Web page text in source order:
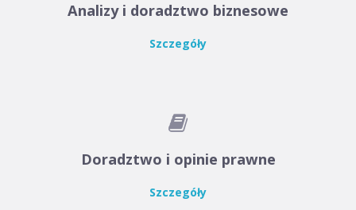
Analizy i doradztwo biznesowe
Szczegóły

Doradztwo i opinie prawne
Szczegóły